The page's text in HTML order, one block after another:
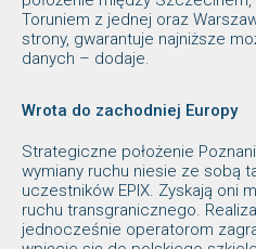
Toruniem z jednej oraz
strony, gwarantuje najniższe
danych – dodaje.
Wrota do zachodniej Europy
Strategiczne położenie
wymiany ruchu niesie ze sobą
uczestników EPIX. Zyskają oni
ruchu transgranicznego.
jednocześnie operatorom